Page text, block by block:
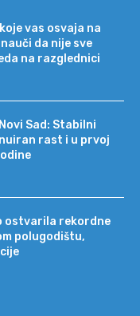
vas osvaja na
da nije sve
na razglednici
Sad: Stabilni
rast i u prvoj
ostvarila rekordne
polugodištu,